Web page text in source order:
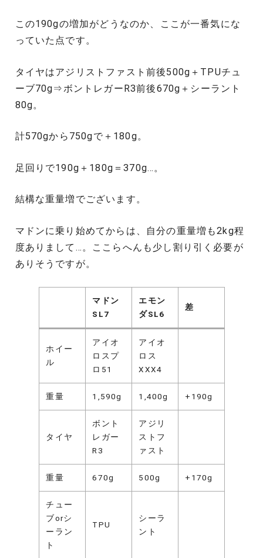
この190gの増加がどうなのか、ここが一番気にな
っていた点です。
タイヤはアジリストファスト前後500g＋TPUチュ
ーブ70g⇒ボントレガーR3前後670g＋シーラント
80g。
計570gから750gで＋180g。
足回りで190g＋180g＝370g…。
結構な重量増でございます。
マドンに乗り始めてからは、自分の重量増も2kg程
度ありまして…。ここらへんも少し割り引く必要が
ありそうですが。
マドン
SL7
エモン
ダSL6
差
ホイー
ル
アイオ
ロスプ
ロ51
アイオ
ロス
XXX4
重量 1,590g 1,400g +190g
タイヤ
ボント
レガー
R3
アジリ
ストフ
ァスト
重量 670g 500g +170g
チュー
ブorシ
ーラン
ト
TPU
シーラ
ント